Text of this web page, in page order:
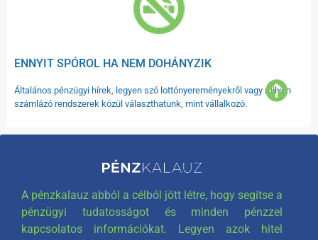
ENNYIT SPÓROL HA NEM DOHÁNYZIK
Általános pénzügyi hírek, legyen szó lottónyereményekről vagy milyen
számlázó rendszerek közül választhatunk, mint vállalkozó.
A pénzkalauz abból a célból jött létre, hogy segítse a
pénzügyi tudatosságot és minden pénzzel
kapcsolatos információkat. Legyen azok hitel